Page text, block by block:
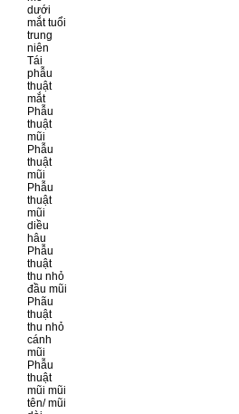
dưới
mắt tuổi
trung
niên
Tái
phẫu
thuật
mắt
Phẫu
thuật
mũi
Phẫu
thuật
mũi
Phẫu
thuật
mũi
diều
hâu
Phẫu
thuật
thu nhỏ
đầu mũi
Phãu
thuật
thu nhỏ
cánh
mũi
Phẫu
thuật
mũi mũi
tên/ mũi